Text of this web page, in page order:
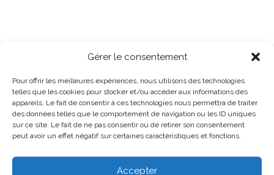
Gérer le consentement
Pour offrir les meilleures expériences, nous utilisons des technologies
telles que les cookies pour stocker et/ou accéder aux informations des
appareils. Le fait de consentir à ces technologies nous permettra de traiter
des données telles que le comportement de navigation ou les ID uniques
sur ce site. Le fait de ne pas consentir ou de retirer son consentement
peut avoir un effet négatif sur certaines caractéristiques et fonctions.
Accepter